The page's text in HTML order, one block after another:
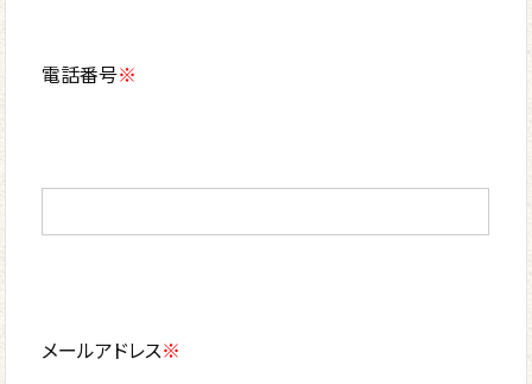
電話番号※
メールアドレス※